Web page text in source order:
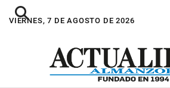
VIERNES, 7 DE AGOSTO DE 2026